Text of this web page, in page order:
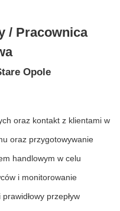
/ Pracownica
Opole
oraz kontakt z klientami w
oraz przygotowywanie
handlowym w celu
i monitorowanie
przepływ